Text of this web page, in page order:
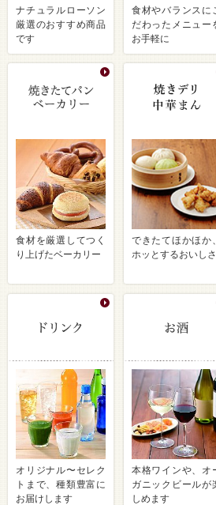
ナチュラルローソン
厳選のおすすめ商品
です
食材やバランスに
だわったメニュー
お手軽に
食材を厳選してつく
り上げたベーカリー
できたてほかほか、
ホッとするおいしさ
オリジナル〜セレク
トまで、種類豊富に
お届けします
本格ワインや、オ
ガニックビールが
しめます